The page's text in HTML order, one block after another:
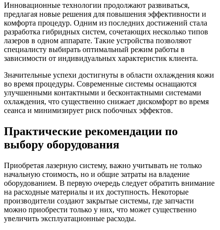
Инновационные технологии продолжают развиваться,
предлагая новые решения для повышения эффективности и
комфорта процедур. Одним из последних достижений стала
разработка гибридных систем, сочетающих несколько типов
лазеров в одном аппарате. Такие устройства позволяют
специалисту выбирать оптимальный режим работы в
зависимости от индивидуальных характеристик клиента.
Значительные успехи достигнуты в области охлаждения кожи
во время процедуры. Современные системы оснащаются
улучшенными контактными и бесконтактными системами
охлаждения, что существенно снижает дискомфорт во время
сеанса и минимизирует риск побочных эффектов.
Практические рекомендации по
выбору оборудования
Приобретая лазерную систему, важно учитывать не только
начальную стоимость, но и общие затраты на владение
оборудованием. В первую очередь следует обратить внимание
на расходные материалы и их доступность. Некоторые
производители создают закрытые системы, где запчасти
можно приобрести только у них, что может существенно
увеличить эксплуатационные расходы.